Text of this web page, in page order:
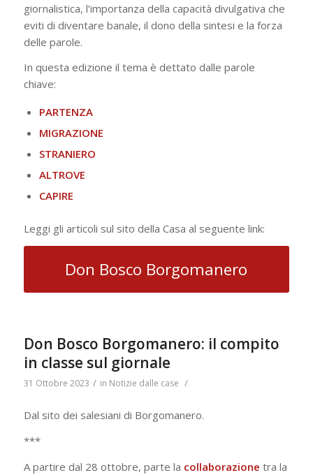
giornalistica, l’importanza della capacità divulgativa che
eviti di diventare banale, il dono della sintesi e la forza
delle parole.
In questa edizione il tema è dettato dalle parole
chiave:
PARTENZA
MIGRAZIONE
STRANIERO
ALTROVE
CAPIRE
Leggi gli articoli sul sito della Casa al seguente link:
Don Bosco Borgomanero
Don Bosco Borgomanero: il compito
in classe sul giornale
31 Ottobre 2023 / in Notizie dalle case /
Dal sito dei salesiani di Borgomanero.
***
A partire dal 28 ottobre, parte la collaborazione tra la